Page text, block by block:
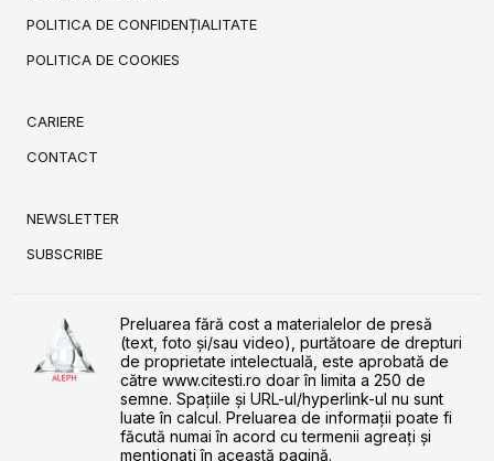
POLITICA DE CONFIDENȚIALITATE
POLITICA DE COOKIES
CARIERE
CONTACT
NEWSLETTER
SUBSCRIBE
Preluarea fără cost a materialelor de presă
(text, foto și/sau video), purtătoare de drepturi
de proprietate intelectuală, este aprobată de
către www.citesti.ro doar în limita a 250 de
semne. Spaţiile şi URL-ul/hyperlink-ul nu sunt
luate în calcul. Preluarea de informaţii poate fi
făcută numai în acord cu termenii agreaţi şi
menţionaţi în această pagină.